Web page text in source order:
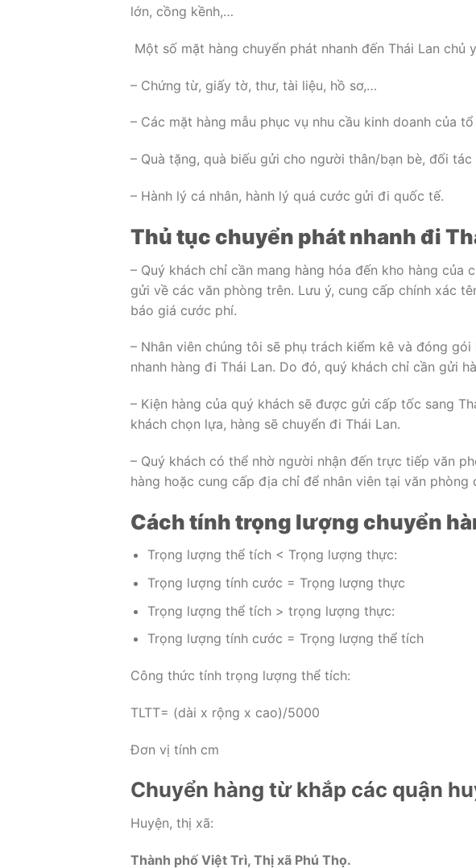
lớn, cồng kềnh,…
Một số mặt hàng chuyển phát nhanh đến Thái Lan chủ
– Chứng từ, giấy tờ, thư, tài liệu, hồ sơ,…
– Các mặt hàng mẫu phục vụ nhu cầu kinh doanh của
– Quà tặng, quà biếu gửi cho người thân/bạn bè, đối tác
– Hành lý cá nhân, hành lý quá cước gửi đi quốc tế.
Thủ tục chuyển phát nhanh đi
– Quý khách chỉ cần mang hàng hóa đến kho hàng của
gửi về các văn phòng trên. Lưu ý, cung cấp chính xác
báo giá cước phí.
– Nhân viên chúng tôi sẽ phụ trách kiểm kê và đóng
nhanh hàng đi Thái Lan. Do đó, quý khách chỉ cần gửi
– Kiện hàng của quý khách sẽ được gửi cấp tốc sang
khách chọn lựa, hàng sẽ chuyển đi Thái Lan.
– Quý khách có thể nhờ người nhận đến trực tiếp văn
hàng hoặc cung cấp địa chỉ để nhân viên tại văn phòng
Cách tính trọng lượng chuyển
Trọng lượng thể tích < Trọng lượng thực:
Trọng lượng tính cước = Trọng lượng thực
Trọng lượng thể tích > trọng lượng thực:
Trọng lượng tính cước = Trọng lượng thể tích
Công thức tính trọng lượng thể tích:
TLTT= (dài x rộng x cao)/5000
Đơn vị tính cm
Chuyển hàng từ khắp các quận
Huyện, thị xã:
Thành phố Việt Trì, Thị xã Phú Thọ.